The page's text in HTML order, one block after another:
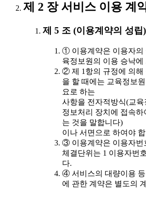
제 2 장 서비스 이용 계
제 5 조 (이용계약의 성립)
① 이용계약은 이용자의
육정보원의 이용 승낙
② 제 1항의 규정에 의해
을 할 때에는 교육정보
요로 하는
사항을 전자적방식(교
정보처리 장치에 접속
는 것을 말합니다)
이나 서면으로 하여야
③ 이용계약은 이용자번
체결단위는 1 이용자번
다.
④ 서비스의 대량이용
에 관한 계약은 별도의